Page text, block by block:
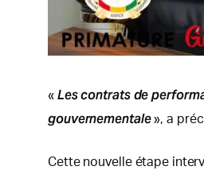
« Les contrats de
gouvernementale», a
Cette nouvelle étape